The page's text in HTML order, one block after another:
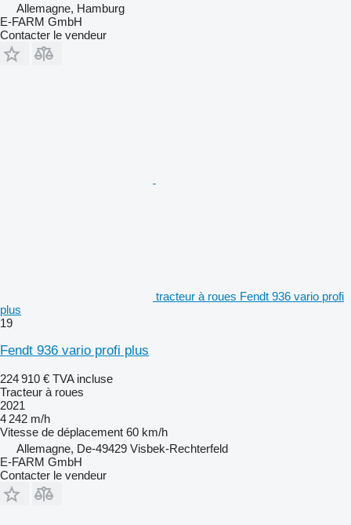
Allemagne, Hamburg
E-FARM GmbH
Contacter le vendeur
tracteur à roues Fendt 936 vario profi
plus
19
Fendt 936 vario profi plus
224 910 € TVA incluse
Tracteur à roues
2021
4 242 m/h
Vitesse de déplacement 60 km/h
Allemagne, De-49429 Visbek-Rechterfeld
E-FARM GmbH
Contacter le vendeur